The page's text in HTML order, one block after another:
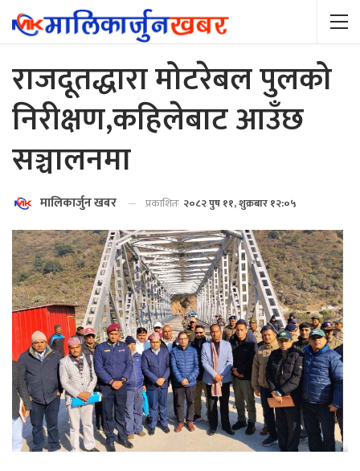
राजदूतद्धारा मोटरेबल पुलको
निरीक्षण,कहिलेबाट आउँछ
सञ्चालनमा
मालिकार्जुन खबर प्रकाशितः २०८२ पुष ११, शुक्रबार १२:०५